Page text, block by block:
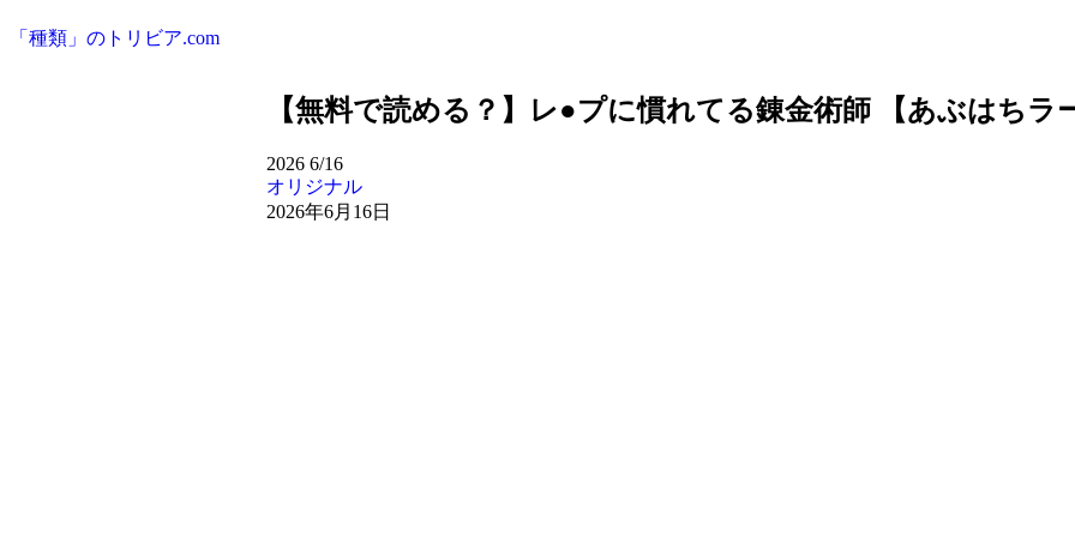
「種類」のトリビア.com
【無料で読める？】レ●プに慣れてる錬金術師 【あぶはちラ
2026 6/16
オリジナル
2026年6月16日